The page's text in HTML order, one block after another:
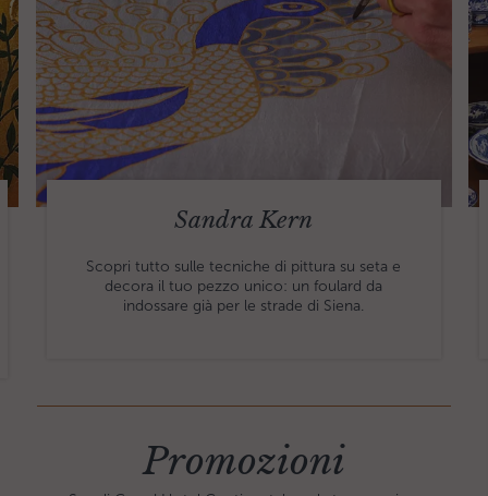
Sandra Kern
Scopri tutto sulle tecniche di pittura su seta e
decora il tuo pezzo unico: un foulard da
indossare già per le strade di Siena.
Promozioni